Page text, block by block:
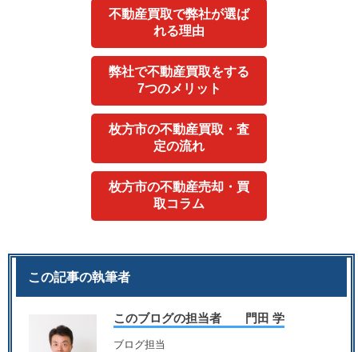
不動産買取で弊社が選ば
れる理由
弊社で不動産買取をする
7つのメリット
枚方市の不動産買取・査
定の流れ
枚方市の不動産売却・買
取コラム
この記事の執筆者
このブログの担当者 門田 学
ブログ担当